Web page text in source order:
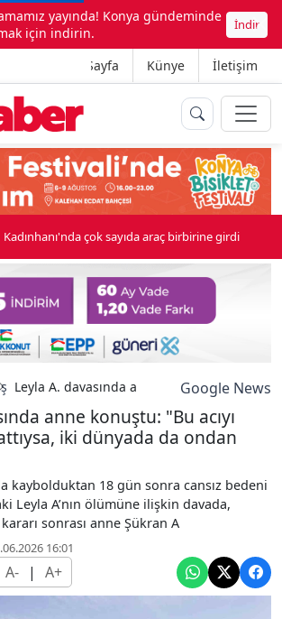
yayında! Konya gündeminde
için indirin.
İndir
Ana Sayfa Künye İletişim
Kadınhanı'nda çok sayıda araç birbirine girdi
Leyla A. davasında anne konuştu: "Bu
Google News
anne konuştu: "Bu acıyı
iki dünyada da ondan
kaybolduktan 18 gün sonra cansız bedeni
Leyla A’nın ölümüne ilişkin davada,
kararı sonrası anne Şükran A
16:01
A- | A+